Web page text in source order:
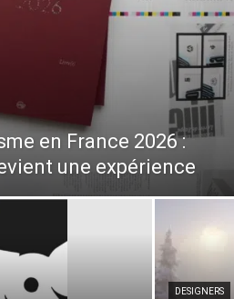
en France 2026 :
une expérience
DESIGNERS